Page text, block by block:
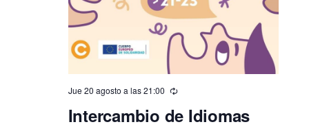
Jue 20 agosto a las 21:00
Intercambio de Idiomas